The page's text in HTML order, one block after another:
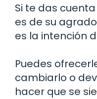
Si te das
es de su
es la intención
Puedes
cambiarlo o
hacer que se